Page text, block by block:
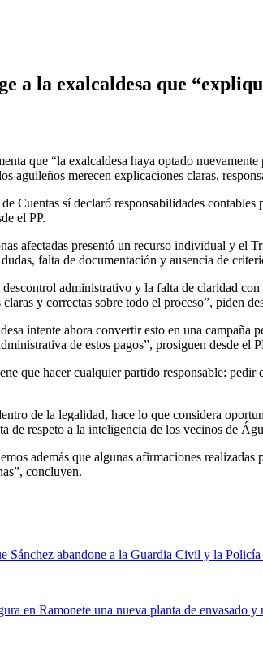
a la exalcaldesa que
que “la exalcaldesa haya optado
aguileños merecen explicaciones claras,
Cuentas sí declaró responsabilidades
el PP.
afectadas presentó un recurso individual y el
falta de documentación y ausencia de
administrativo y la falta de claridad
y correctas sobre todo el proceso”, piden
intente ahora convertir esto en una
de estos pagos”, prosiguen desde el
que hacer cualquier partido responsable:
de la legalidad, hace lo que considera
de respeto a la inteligencia de los vecinos de
además que algunas afirmaciones
concluyen.
Sánchez abandone a la Guardia Civil y la
en Ramonete una nueva planta de envasado